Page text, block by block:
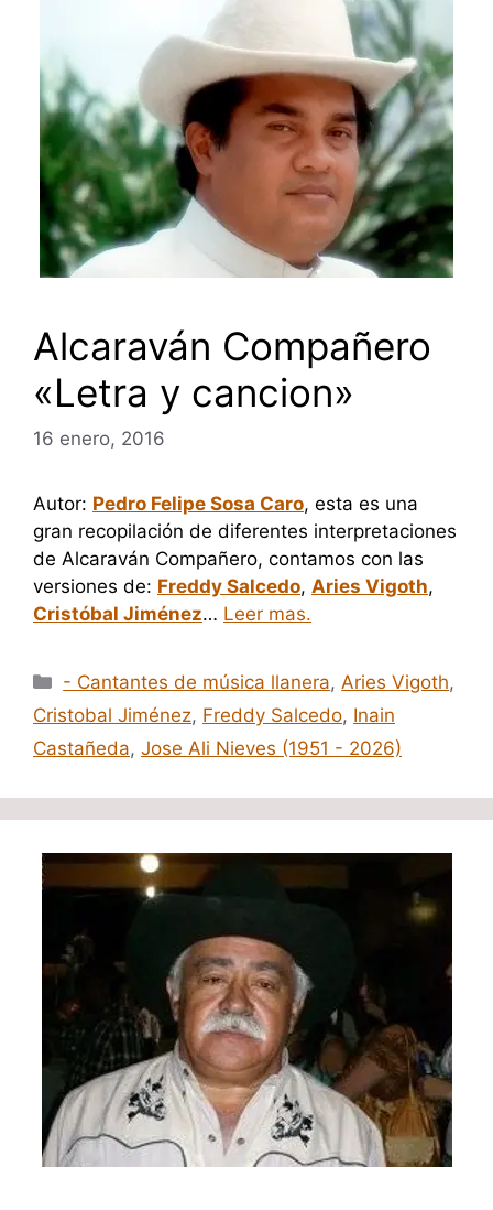
Alcaraván Compañero
«Letra y cancion»
16 enero, 2016
Autor: Pedro Felipe Sosa Caro, esta es una
gran recopilación de diferentes interpretaciones
de Alcaraván Compañero, contamos con las
versiones de: Freddy Salcedo, Aries Vigoth,
Cristóbal Jiménez… Leer mas.
Categorías
- Cantantes de música llanera, Aries Vigoth,
Cristobal Jiménez, Freddy Salcedo, Inain
Castañeda, Jose Ali Nieves (1951 - 2026)